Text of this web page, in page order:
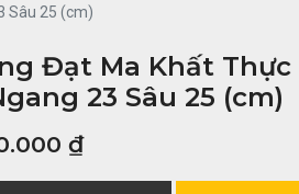
Sâu 25 (cm)
Đạt Ma Khất Thực
23 Sâu 25 (cm)
₫